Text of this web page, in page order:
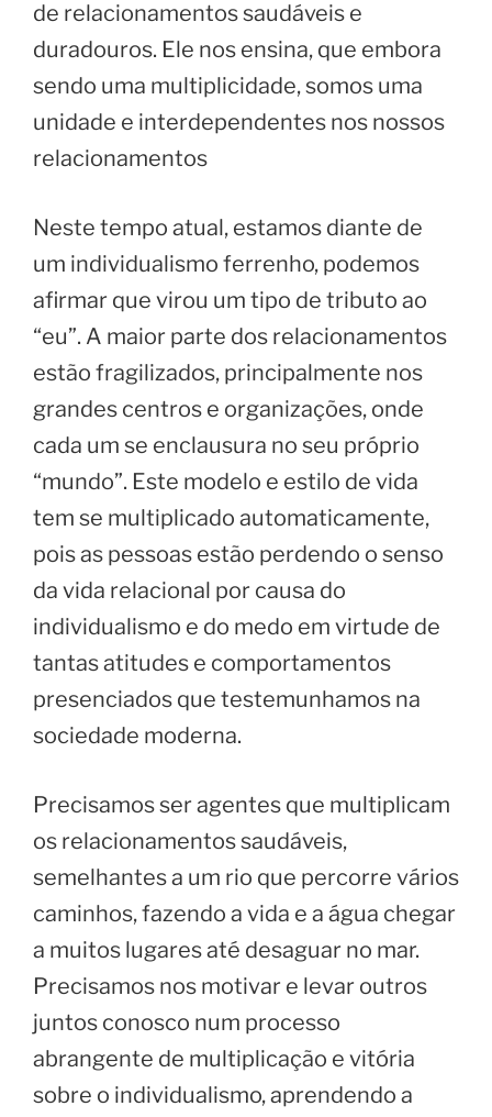
de relacionamentos saudáveis e
duradouros. Ele nos ensina, que embora
sendo uma multiplicidade, somos uma
unidade e interdependentes nos nossos
relacionamentos
Neste tempo atual, estamos diante de
um individualismo ferrenho, podemos
afirmar que virou um tipo de tributo ao
“eu”. A maior parte dos relacionamentos
estão fragilizados, principalmente nos
grandes centros e organizações, onde
cada um se enclausura no seu próprio
“mundo”. Este modelo e estilo de vida
tem se multiplicado automaticamente,
pois as pessoas estão perdendo o senso
da vida relacional por causa do
individualismo e do medo em virtude de
tantas atitudes e comportamentos
presenciados que testemunhamos na
sociedade moderna.
Precisamos ser agentes que multiplicam
os relacionamentos saudáveis,
semelhantes a um rio que percorre vários
caminhos, fazendo a vida e a água chegar
a muitos lugares até desaguar no mar.
Precisamos nos motivar e levar outros
juntos conosco num processo
abrangente de multiplicação e vitória
sobre o individualismo, aprendendo a